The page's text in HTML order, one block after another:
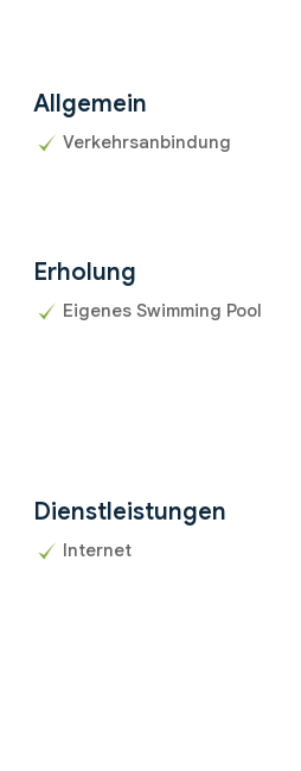
Allgemein
Verkehrsanbindung
Erholung
Eigenes Swimming Pool
Dienstleistungen
Internet